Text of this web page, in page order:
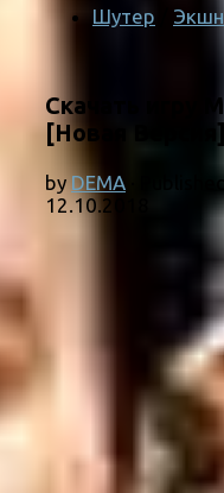
Шутер Экшн
Скачать игру
[Новая
by DEMA ·
12.10.2018